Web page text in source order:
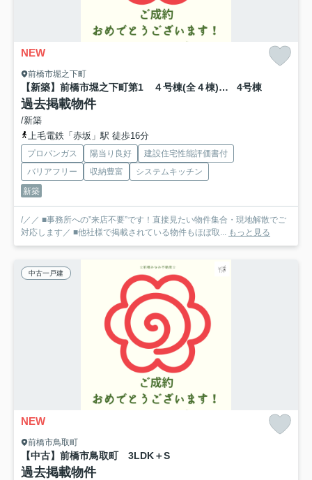
NEW
前橋市堀之下町
【新築】前橋市堀之下町第1 ４号棟(全４棟) クレイドルガーデン 新築建売分譲 4号棟
過去掲載物件
/新築
上毛電鉄「赤坂」駅 徒歩16分
プロパンガス 陽当り良好
建設住宅性能評価書付
バリアフリー
収納豊富
システムキッチン
新築
/／／ ■事務所への”来店不要”です！直接見たい物件集合・現地解散でご
対応します／ ■他社様で掲載されている物件もほぼ取... もっと見る
中古一戸建
NEW
前橋市鳥取町
【中古】前橋市鳥取町 3LDK＋S
過去掲載物件